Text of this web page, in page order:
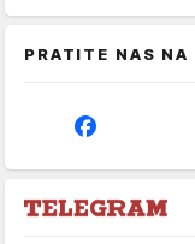
PRATITE NAS NA